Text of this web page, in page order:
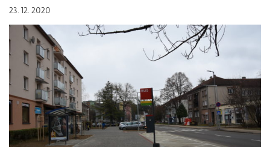
23. 12. 2020